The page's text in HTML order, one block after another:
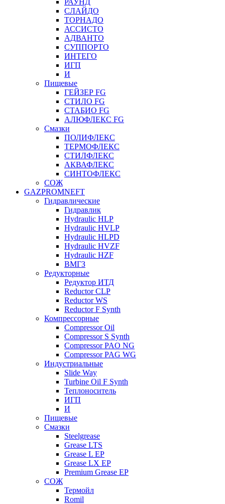
РАУНД
СЛАЙДО
ТОРНАДО
АССИСТО
АДВАНТО
СУППОРТО
ИНТЕГО
ИГП
И
Пищевые
ГЕЙЗЕР FG
СТИЛО FG
СТАБИО FG
АЛЮФЛЕКС FG
Смазки
ПОЛИФЛЕКС
ТЕРМОФЛЕКС
СТИЛФЛЕКС
АКВАФЛЕКС
СИНТОФЛЕКС
СОЖ
GAZPROMNEFT
Гидравлические
Гидравлик
Hydraulic HLP
Hydraulic HVLP
Hydraulic HLPD
Hydraulic HVZF
Hydraulic HZF
ВМГЗ
Редукторные
Редуктор ИТД
Reductor CLP
Reductor WS
Reductor F Synth
Компрессорные
Compressor Oil
Compressor S Synth
Compressor PAO NG
Compressor PAG WG
Индустриальные
Slide Way
Turbine Oil F Synth
Теплоноситель
ИГП
И
Пищевые
Смазки
Steelgrease
Grease LTS
Grease L EP
Grease LX EP
Premium Grease EP
СОЖ
Термойл
Romil